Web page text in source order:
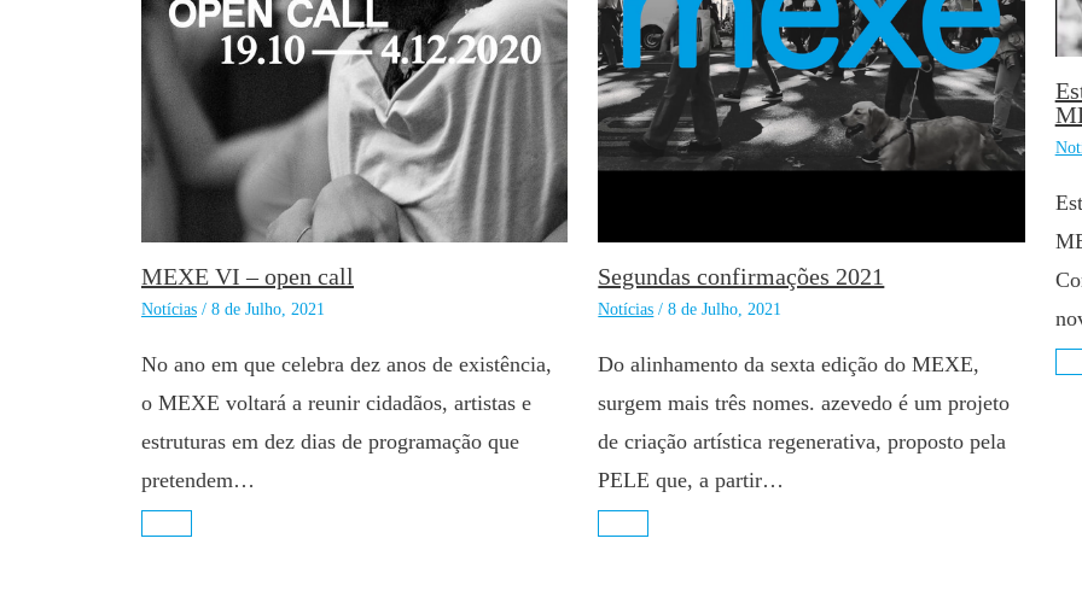
MEXE VI – open call
Notícias / 8 de Julho, 2021
No ano em que celebra dez anos de existência,
o MEXE voltará a reunir cidadãos, artistas e
estruturas em dez dias de programação que
pretendem…
Segundas confirmações 2021
Notícias /8 de Julho, 2021
Do alinhamento da sexta edição do MEXE,
surgem mais três nomes. azevedo é um projeto
de criação artística regenerativa, proposto pela
PELE que, a partir…